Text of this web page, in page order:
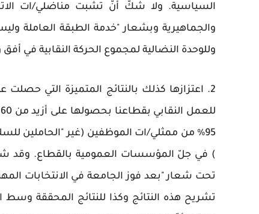
السياسية. ولا شكّ أنّ تشبت مناضلي/ات
والجماهيرية وبشعار "خدمة الطبقة العاملة
وللوحدة النضالية لمجموع الحركة النقابية في
2. اعتزازها كذلك بالنتائج المتميزة التي
تحت شعار "بعد فوز الجامعة في الانتخابات